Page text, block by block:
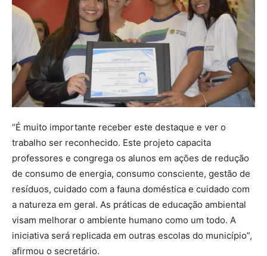
“É muito importante receber este destaque e ver o
trabalho ser reconhecido. Este projeto capacita
professores e congrega os alunos em ações de redução
de consumo de energia, consumo consciente, gestão de
resíduos, cuidado com a fauna doméstica e cuidado com
a natureza em geral. As práticas de educação ambiental
visam melhorar o ambiente humano como um todo. A
iniciativa será replicada em outras escolas do município”,
afirmou o secretário.